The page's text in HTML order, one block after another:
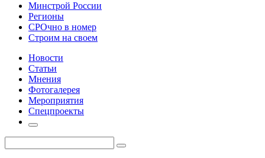
Минстрой России
Регионы
СРОчно в номер
Строим на своем
Новости
Статьи
Мнения
Фотогалерея
Мероприятия
Спецпроекты